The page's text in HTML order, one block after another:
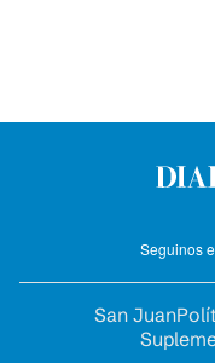
Seguinos
San Juan